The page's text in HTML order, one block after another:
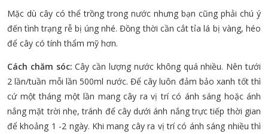
Mặc dù cây có thể trồng trong nước nhưng bạn cũng phải chú ý
đến tình trạng rễ bị úng nhé. Đồng thời cần cắt tỉa lá bị vàng, héo
để cây có tính thẩm mỹ hơn.
Cách chăm sóc:Cây cần lượng nước không quá nhiều. Nên tưới
2 lần/tuần mỗi lần 500ml nước. Để cây luôn đảm bảo xanh tốt thì
cứ một tháng một lần mang cây ra vị trí có ánh sáng hoặc ánh
nắng mặt trời nhẹ, tránh để cây dưới ánh nắng trực tiếp thời gian
để khoảng 1 -2 ngày. Khi mang cây ra vị trí có ánh sáng nhiều thì